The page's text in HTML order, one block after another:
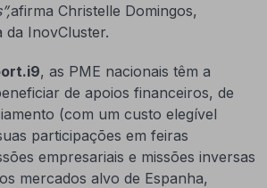
afirma Christelle Domingos,
da InovCluster.
, as PME nacionais têm a
de apoios financeiros, de
(com um custo elegível
participações em feiras
empresariais e missões inversas
mercados alvo de Espanha,